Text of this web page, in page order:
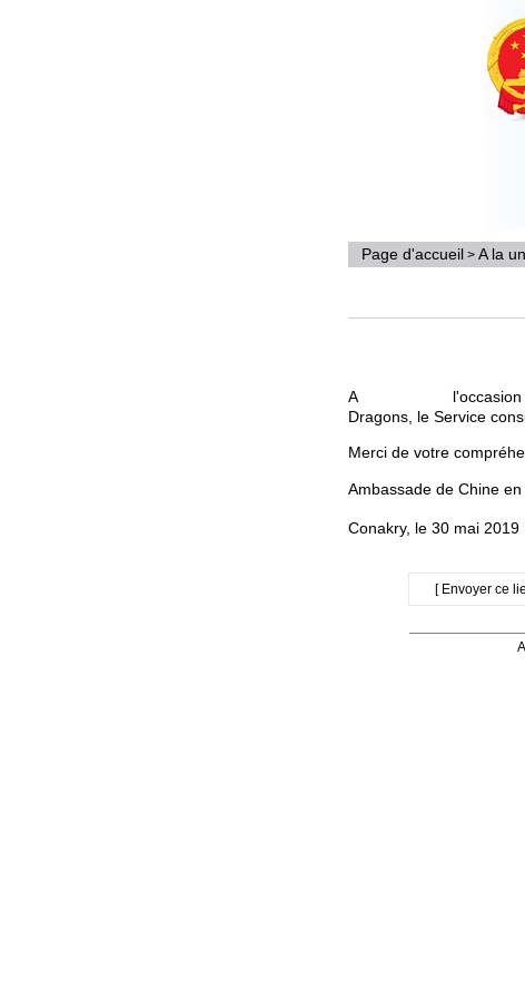
Page d'accueil > A la
A l'
Dragons, le Service c
Merci de votre
Ambassade de Chine
Conakry, le 30 mai 2019
[ Envoyer ce